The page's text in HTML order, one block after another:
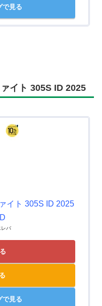
で見る
イト 305S ID 2025
イト 305S ID 2025
レバ
で見る